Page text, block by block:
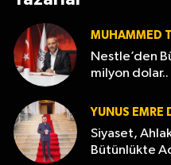
MUHAMMED
Nestle’den
milyon dolar..
YUNUS EMRE
Siyaset,
Bütünlükte